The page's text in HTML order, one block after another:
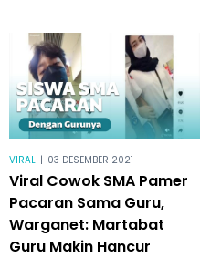
VIRAL | 03 DESEMBER 2021
Viral Cowok SMA Pamer
Pacaran Sama Guru,
Warganet: Martabat
Guru Makin Hancur